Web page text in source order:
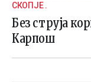
СКОПЈЕ .
Без струја
Карпош